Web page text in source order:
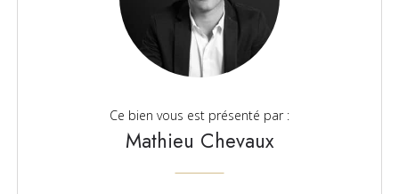
Ce bien vous est présenté par :
Mathieu Chevaux